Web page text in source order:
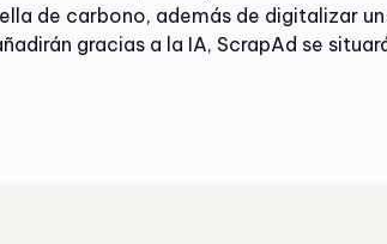
de carbono, además de digitalizar
gracias a la IA, ScrapAd se